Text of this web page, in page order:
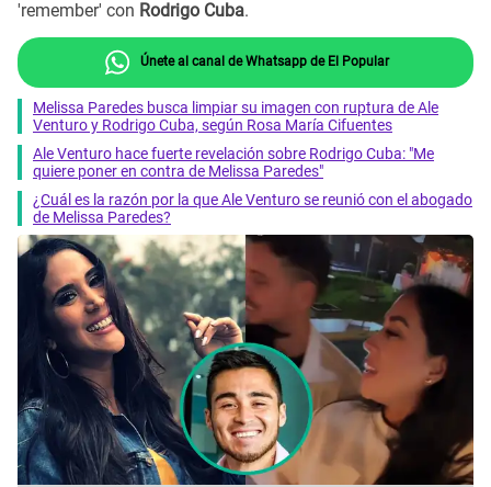
'remember' con Rodrigo Cuba.
Únete al canal de Whatsapp de El Popular
Melissa Paredes busca limpiar su imagen con ruptura de Ale
Venturo y Rodrigo Cuba, según Rosa María Cifuentes
Ale Venturo hace fuerte revelación sobre Rodrigo Cuba: "Me
quiere poner en contra de Melissa Paredes"
¿Cuál es la razón por la que Ale Venturo se reunió con el abogado
de Melissa Paredes?